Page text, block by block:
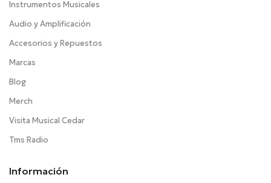
Instrumentos Musicales
Audio y Amplificación
Accesorios y Repuestos
Marcas
Blog
Merch
Visita Musical Cedar
Tms Radio
Información